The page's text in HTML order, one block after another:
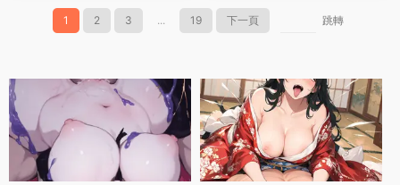
1 2 3 ... 19 下一頁 跳轉